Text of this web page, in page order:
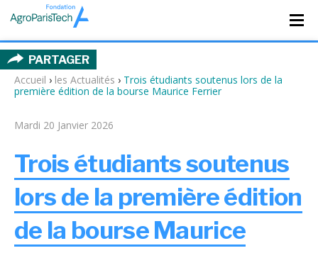
PARTAGER
Accueil › les Actualités › Trois étudiants soutenus lors de la
première édition de la bourse Maurice Ferrier
Mardi 20 Janvier 2026
Trois étudiants soutenus
lors de la première édition
de la bourse Maurice